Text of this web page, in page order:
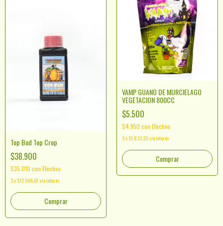
Top Bud Top Crop
$38.900
$35.010 con Efectivo
3x $12.966,67 sin interés
Comprar
VAMP GUANO DE MURCIELAGO
VEGETACION 800CC
$5.500
$4.950 con Efectivo
3x $1.833,33 sin interés